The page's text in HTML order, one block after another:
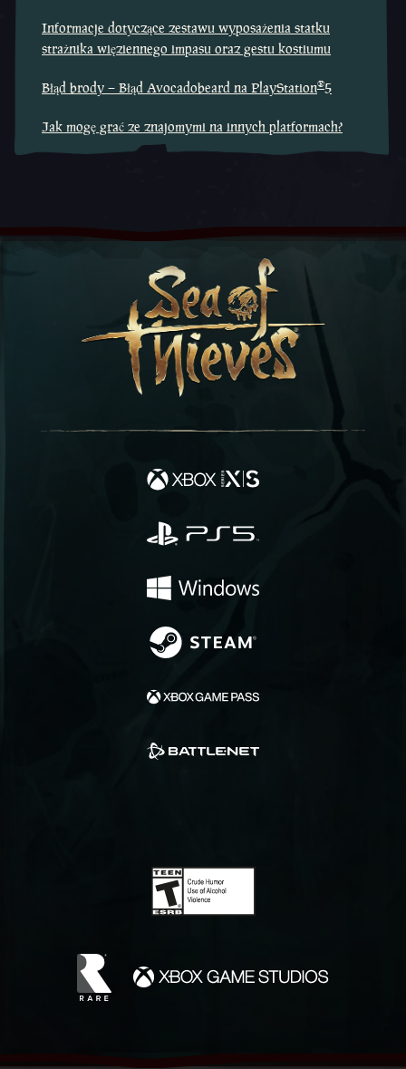
Informacje dotyczące zestawu wyposażenia statku
strażnika więziennego impasu oraz gestu kostiumu
Błąd brody – Błąd Avocadobeard na PlayStation®5
Jak mogę grać ze znajomymi na innych platformach?